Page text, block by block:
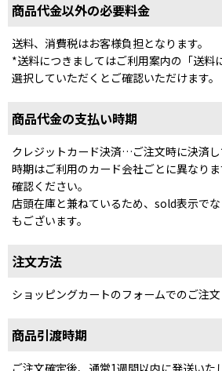
商品代金以外の必要料金
送料、消費税はお客様負担となります。
*送料につきましてはご利用案内の「送料
選択していただくとご確認いただけます。
商品代金の支払い時期
クレジットカード決済…ご注文時に決済
時期はご利用のカード会社ごとに異なり
確認ください。
店頭在庫と兼ねているため、sold表示で
もございます。
注文方法
ショッピングカートのフォームでのご注文
商品引渡時期
ご注文確定後、通常1週間以内に発送いた